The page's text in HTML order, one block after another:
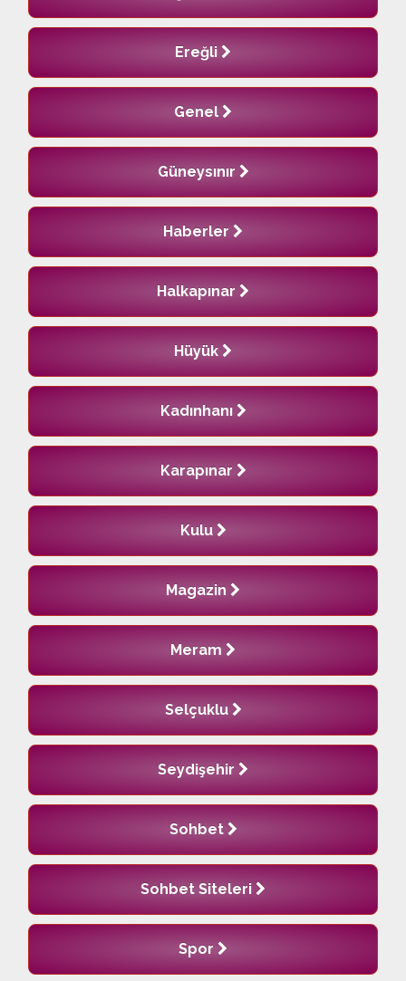
Ereğli
Genel
Güneysınır
Haberler
Halkapınar
Hüyük
Kadınhanı
Karapınar
Kulu
Magazin
Meram
Selçuklu
Seydişehir
Sohbet
Sohbet Siteleri
Spor